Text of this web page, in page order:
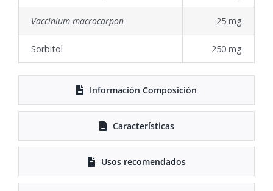
Vaccinium macrocarpon 25 mg
Sorbitol 250 mg
Información Composición
Características
Usos recomendados